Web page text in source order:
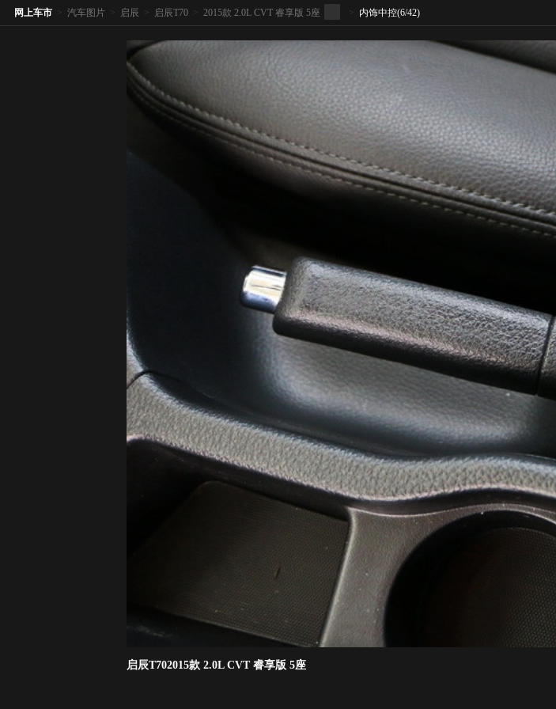
网上车市 > 汽车图片 > 启辰 > 启辰T70 > 2015款 2.0L CVT 睿享版 5座 > 内饰中控(6/42)
启辰T702015款 2.0L CVT 睿享版 5座